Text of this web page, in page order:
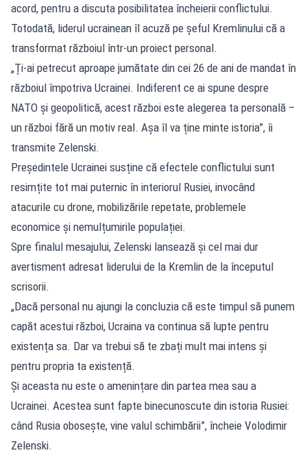
acord, pentru a discuta posibilitatea încheierii conflictului.
Totodată, liderul ucrainean îl acuză pe șeful Kremlinului că a
transformat războiul într-un proiect personal.
„Ți-ai petrecut aproape jumătate din cei 26 de ani de mandat în
războiul împotriva Ucrainei. Indiferent ce ai spune despre
NATO și geopolitică, acest război este alegerea ta personală –
un război fără un motiv real. Așa îl va ține minte istoria”, îi
transmite Zelenski.
Președintele Ucrainei susține că efectele conflictului sunt
resimțite tot mai puternic în interiorul Rusiei, invocând
atacurile cu drone, mobilizările repetate, problemele
economice și nemulțumirile populației.
Spre finalul mesajului, Zelenski lansează și cel mai dur
avertisment adresat liderului de la Kremlin de la începutul
scrisorii.
„Dacă personal nu ajungi la concluzia că este timpul să punem
capăt acestui război, Ucraina va continua să lupte pentru
existența sa. Dar va trebui să te zbați mult mai intens și
pentru propria ta existență.
Și aceasta nu este o amenințare din partea mea sau a
Ucrainei. Acestea sunt fapte binecunoscute din istoria Rusiei:
când Rusia obosește, vine valul schimbării”, încheie Volodimir
Zelenski.